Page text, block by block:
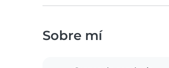
Sobre mí